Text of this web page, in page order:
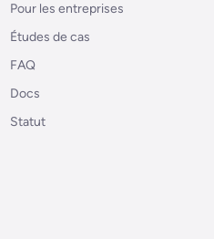
Pour les entreprises
Études de cas
FAQ
Docs
Statut